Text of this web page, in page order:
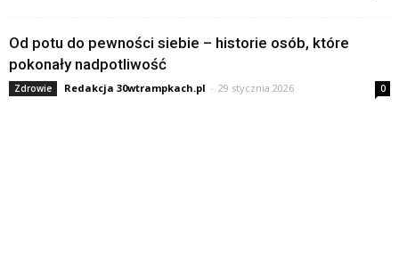
Od potu do pewności siebie – historie osób, które
pokonały nadpotliwość
Zdrowie Redakcja 30wtrampkach.pl - 29 stycznia 2026 0